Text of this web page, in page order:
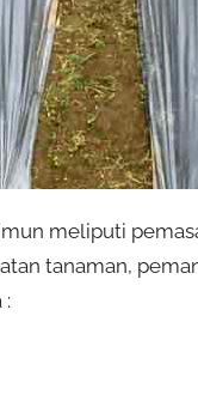
meliputi
tanaman,
: